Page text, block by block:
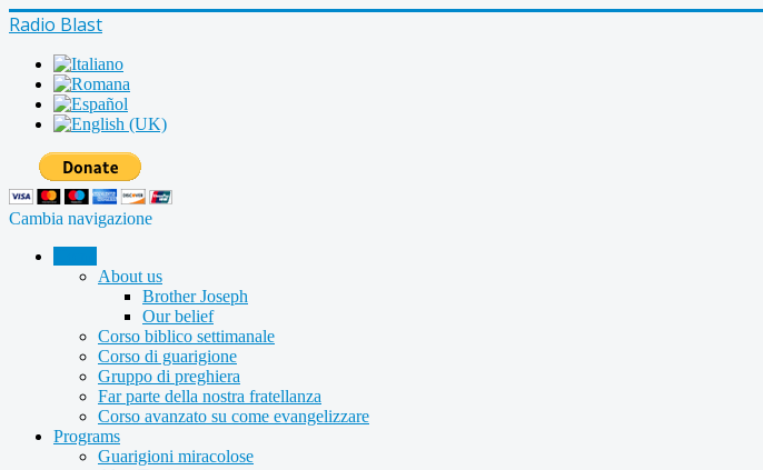
Radio Blast
Cambia navigazione
About us
Brother Joseph
Our belief
Corso biblico settimanale
Corso di guarigione
Gruppo di preghiera
Far parte della nostra fratellanza
Corso avanzato su come evangelizzare
Programs
Guarigioni miracolose